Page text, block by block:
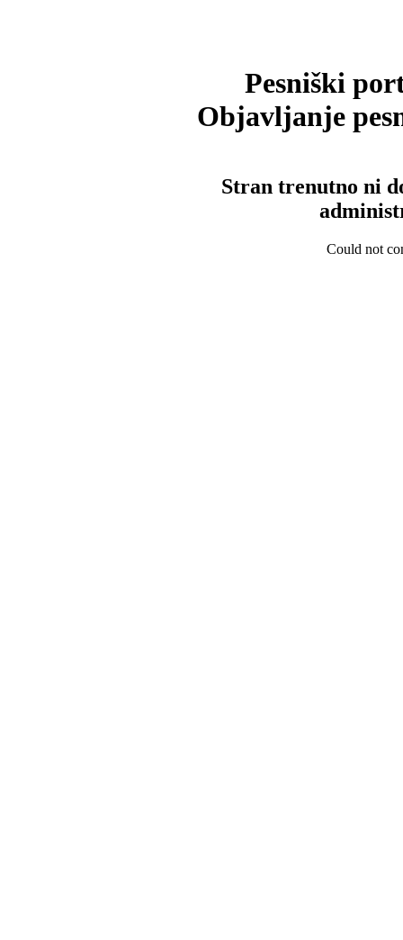
Pesniški
Objavljanje
Stran trenutno ni
Could not